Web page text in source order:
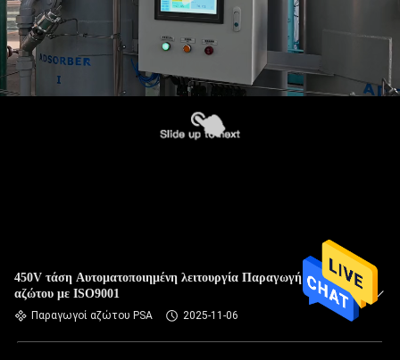
450V τάση Αυτοματοποιημένη λειτουργία Παραγωγή αέριας
αζώτου με ISO9001
Παραγωγοί αζώτου PSA 2025-11-06